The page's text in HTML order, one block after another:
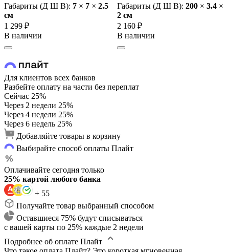
Габариты (Д Ш В): 7 × 7 × 2.5
cм
1 299 ₽
В наличии
Габариты (Д Ш В): 200 × 3.4 ×
2 cм
2 160 ₽
В наличии
Для клиентов всех банков
Разбейте оплату на части без переплат
Сейчас 25%
Через 2 недели 25%
Через 4 недели 25%
Через 6 недель 25%
Добавляйте товары в корзину
Выбирайте способ оплаты Плайт
Оплачивайте сегодня только
25% картой любого банка
+ 55
Получайте товар выбранный способом
Оставшиеся 75% будут списываться
с вашей карты по 25% каждые 2 недели
Подробнее об оплате Плайт